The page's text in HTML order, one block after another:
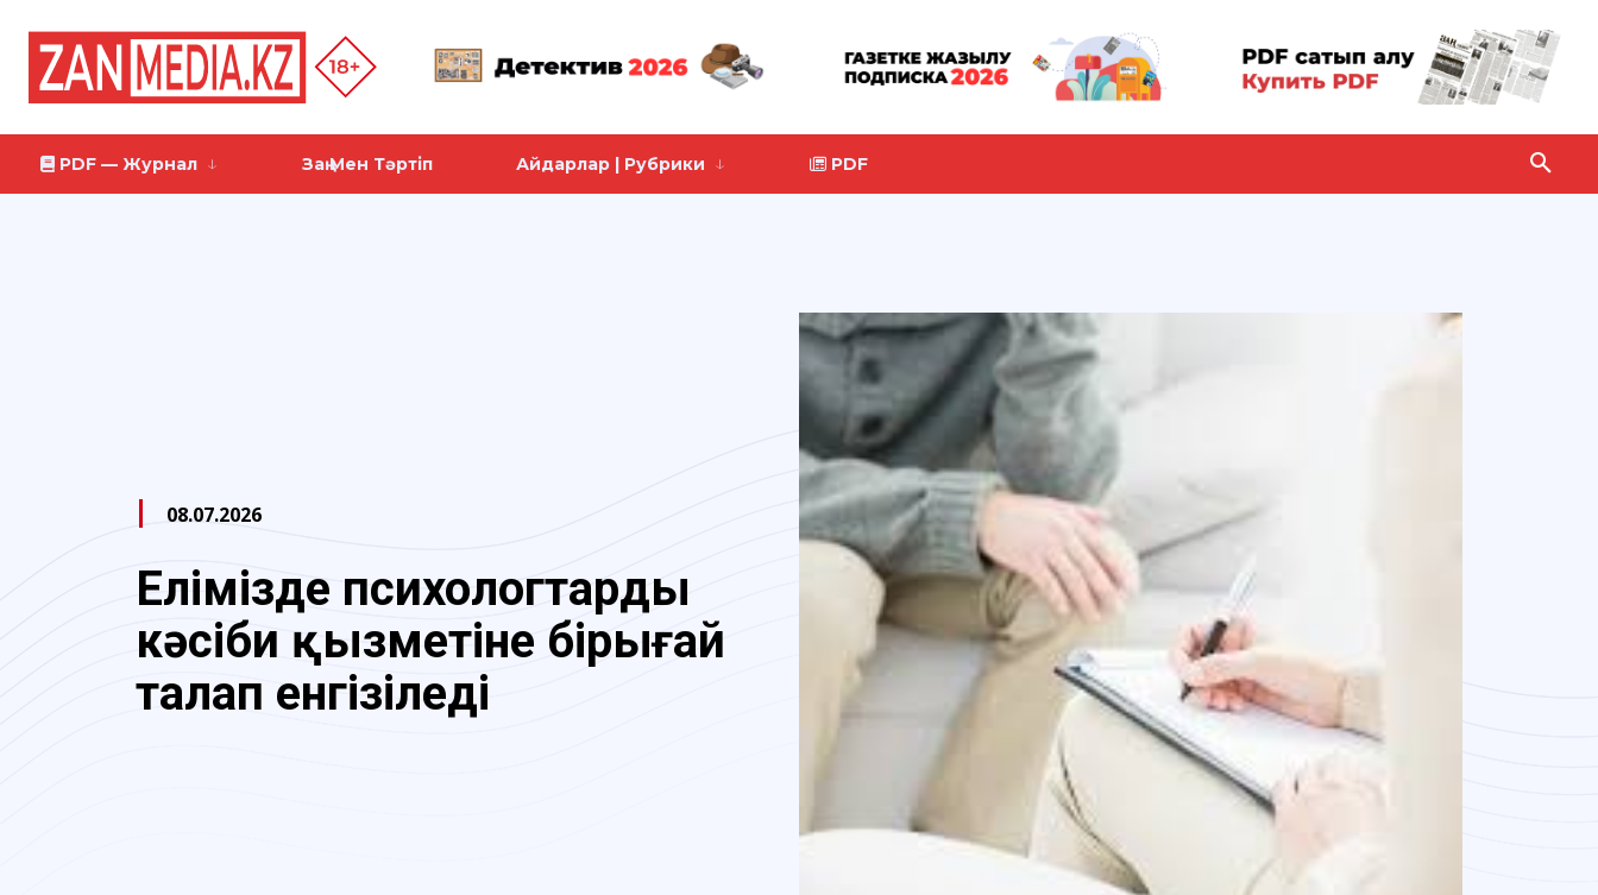
PDF — Журнал Заң Мен Тәртіп Айдарлар | Рубрики PDF
08.07.2026
Елімізде психологтардың
кәсіби қызметіне бірыңғай
талап енгізіледі